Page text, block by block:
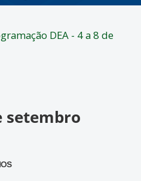
DEA - 4 a 8 de
setembro